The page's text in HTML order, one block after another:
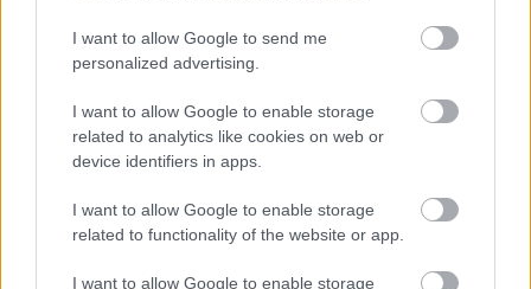
I want to allow Google to send me
personalized advertising.
I want to allow Google to enable storage
related to analytics like cookies on web or
device identifiers in apps.
I want to allow Google to enable storage
related to functionality of the website or app.
I want to allow Google to enable storage
Czarni Lipa vs. Unia Nowa Sarzyna - relacja, wynik na żywo,
transmisja
Wynik meczu Czarni Lipa - Unia Nowa Sarzyna znajdziesz na naszej
stronie zaraz po jego zakończeniu. Jeżeli szukasz informacji meczowych,
zajrzyj tutaj:Czarni Lipa vs. Unia Nowa Sarzyna - wynik, składy,
strzelcy
Jeżeli w internecie lub TV dostępna jest
albo innych spotkań Stalowa Wola
> Klasa Okręgowa na pewno znajdziesz takie informacje na naszym
portalu. Możliwe jednak, że nigdzie nie pojawi się stream online z tego